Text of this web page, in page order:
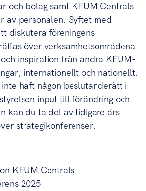
och bolag samt KFUM Centrals
av personalen. Syftet med
diskutera föreningens
över verksamhetsområdena
inspiration från andra KFUM-
internationellt och nationellt.
inte haft någon beslutanderätt i
input till förändring och
kan du ta del av tidigare års
strategikonferenser.
KFUM Centrals
2025